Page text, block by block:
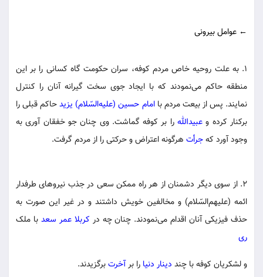
← عوامل بیرونی
۱. به علت روحیه خاص مردم کوفه، سران حکومت گاه کسانی را بر این
منطقه حاکم می‌نمودند که با ایجاد جوی سخت گیرانه آنان را کنترل
نمایند. پس از بیعت مردم باامام حسین (علیه‌السّلام) یزیدحاکم قبلی را
برکنار کرده و عبیداللهرا بر کوفه گماشت. وی چنان جو خفقان آوری به
وجود آورد کهجرأت هرگونه اعتراض و حرکتی را از مردم گرفت.
۲. از سوی دیگر دشمنان از هر راه ممکن سعی در جذب نیروهای طرفدار
ائمه (علیهم‌السّلام) و مخالفین خویش داشتند و در غیر این صورت به
حذف فیزیکی آنان اقدام می‌نمودند. چنان چه در کربلا عمر سعد با ملک
ری
و لشکریان کوفه با چند دینار دنیا را برآخرتبرگزیدند.